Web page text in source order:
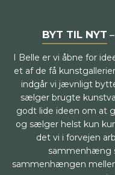
BYT TIL NYT
I Belle er vi åbne for
et af de få
indgår vi jævnligt
sælger brugte
godt lide ideen om at
og sælger helst kun
det vi i forvejen
sammenhæng
sammenhængen